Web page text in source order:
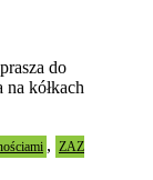
do
kółkach
,
ZAZ